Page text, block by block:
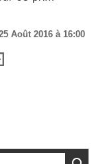
Août 2016 à 16:00